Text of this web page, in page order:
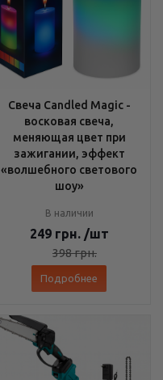
Свеча Candled Magic -
восковая свеча,
меняющая цвет при
зажигании, эффект
«волшебного светового
шоу»
В наличии
249 грн. /шт
398грн.
Подробнее